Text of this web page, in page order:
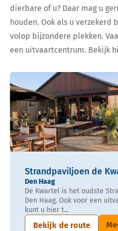
dierbare of u? Daar mag u
houden. Ook als u verzekerd
volop bijzondere plekken.
een uitvaartcentrum. Bekijk
Strandpaviljoen de
Den Haag
De Kwartel is het oudste
Den Haag. Ook voor een
kunt u hier t...
Bekijk de route